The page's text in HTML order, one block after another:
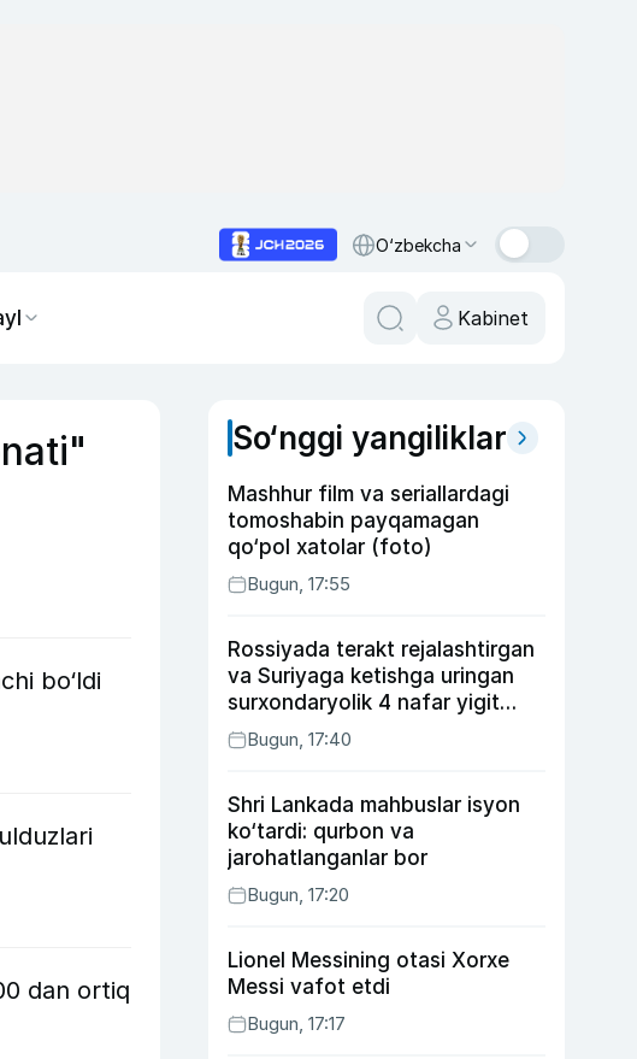
O‘zbekcha
Kabinet
bo‘ldi
dan ortiq
So‘nggi yangiliklar
Mashhur film va seriallardagi
tomoshabin payqamagan
qo‘pol xatolar (foto)
Bugun, 17:55
Rossiyada terakt rejalashtirgan
va Suriyaga ketishga uringan
surxondaryolik 4 nafar yigit
qamaldi
Bugun, 17:40
Shri Lankada mahbuslar isyon
ko‘tardi: qurbon va
jarohatlanganlar bor
Bugun, 17:20
Lionel Messining otasi Xorxe
Messi vafot etdi
Bugun, 17:17